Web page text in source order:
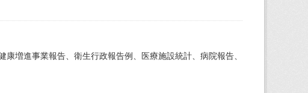
増進事業報告、衛生行政報告例、医療施設統計、病院報告、